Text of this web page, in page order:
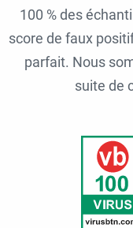
100 % des
score de faux
parfait. Nous
suite de